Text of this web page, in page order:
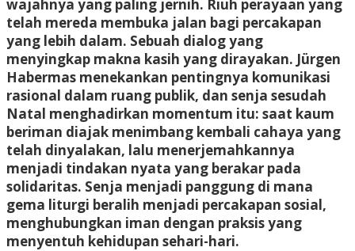
wajahnya yang paling jernih. Riuh perayaan yang
telah mereda membuka jalan bagi percakapan
yang lebih dalam. Sebuah dialog yang
menyingkap makna kasih yang dirayakan. Jürgen
Habermas menekankan pentingnya komunikasi
rasional dalam ruang publik, dan senja sesudah
Natal menghadirkan momentum itu: saat kaum
beriman diajak menimbang kembali cahaya yang
telah dinyalakan, lalu menerjemahkannya
menjadi tindakan nyata yang berakar pada
solidaritas. Senja menjadi panggung di mana
gema liturgi beralih menjadi percakapan sosial,
menghubungkan iman dengan praksis yang
menyentuh kehidupan sehari-hari.